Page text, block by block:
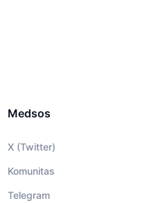
Medsos
X (Twitter)
Komunitas
Telegram